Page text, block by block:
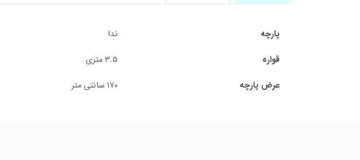
پارچه
ندا
قواره
۳.۵ متری
عرض پارچه
۱۷۰ سانتی متر